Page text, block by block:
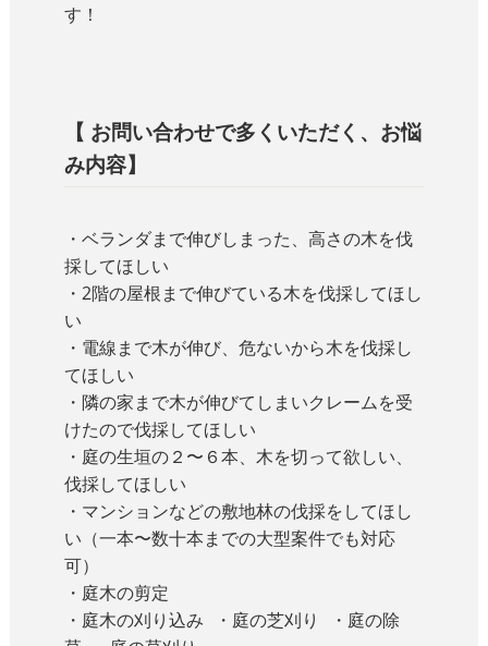
す！
【 お問い合わせで多くいただく、お悩
み内容】
・ベランダまで伸びしまった、高さの木を伐
採してほしい
・2階の屋根まで伸びている木を伐採してほし
い
・電線まで木が伸び、危ないから木を伐採し
てほしい
・隣の家まで木が伸びてしまいクレームを受
けたので伐採してほしい
・庭の生垣の２〜６本、木を切って欲しい、
伐採してほしい
・マンションなどの敷地林の伐採をしてほし
い（一本〜数十本までの大型案件でも対応
可）
・庭木の剪定
・庭木の刈り込み ・庭の芝刈り ・庭の除